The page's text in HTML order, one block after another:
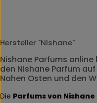
Hersteller "Nishane"
Nishane Parfums
den Nishane Parfum
Nahen Osten und den
Die Parfums von Nishane